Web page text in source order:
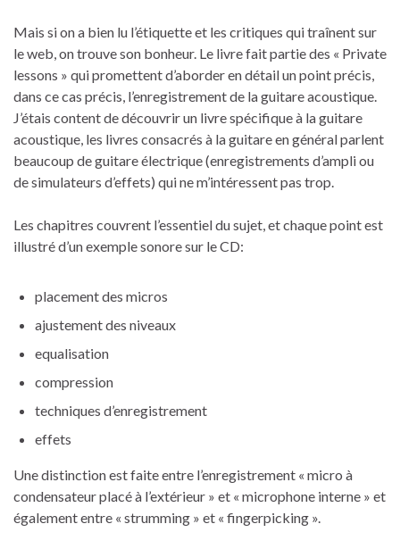
Mais si on a bien lu l’étiquette et les critiques qui traînent sur
le web, on trouve son bonheur. Le livre fait partie des « Private
lessons » qui promettent d’aborder en détail un point précis,
dans ce cas précis, l’enregistrement de la guitare acoustique.
J’étais content de découvrir un livre spécifique à la guitare
acoustique, les livres consacrés à la guitare en général parlent
beaucoup de guitare électrique (enregistrements d’ampli ou
de simulateurs d’effets) qui ne m’intéressent pas trop.
Les chapitres couvrent l’essentiel du sujet, et chaque point est
illustré d’un exemple sonore sur le CD:
placement des micros
ajustement des niveaux
equalisation
compression
techniques d’enregistrement
effets
Une distinction est faite entre l’enregistrement « micro à
condensateur placé à l’extérieur » et « microphone interne » et
également entre « strumming » et « fingerpicking ».